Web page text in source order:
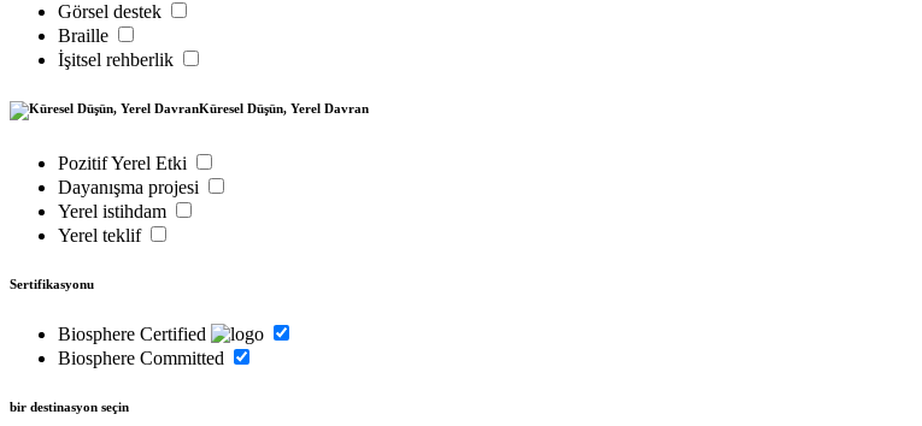
Görsel destek
Braille
İşitsel rehberlik
Küresel Düşün, Yerel Davran
Pozitif Yerel Etki
Dayanışma projesi
Yerel istihdam
Yerel teklif
Sertifikasyonu
Biosphere Certified
Biosphere Committed
bir destinasyon seçin